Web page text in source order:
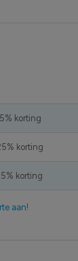
korting
korting
korting
aan!